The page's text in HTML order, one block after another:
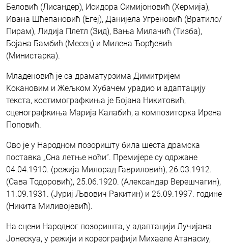
Беловић (Лисандер), Исидора Симијоновић (Хермија),
Ивана Шћепановић (Егеј), Данијела Угреновић (Вратило/
Пирам), Лидија Плетл (Зид), Вања Милачић (Тизба),
Бојана Бамбић (Месец) и Милена Ђорђевић
(Министарка).
Младеновић је са драматурзима Димитријем
Kокановим и Жељком Хубачем урадио и адаптацију
текста, костимографкиња је Бојана Никитовић,
сценографкиња Марија Kалабић, а композиторка Ирена
Поповић.
Ово је у Народном позоришту била шеста драмска
поставка „Сна летње ноћи”. Премијере су одржане
04.04.1910. (режија Милорад Гавриловић), 26.03.1912.
(Сава Тодоровић), 25.06.1920. (Александар Верешчагин),
11.09.1931. (Јуриј Љвович Ракитин) и 26.09.1997. године
(Никита Миливојевић).
На сцени Народног позоришта, у адаптацији Лучијана
Јонескуа, у режији и кореографији Михаеле Атанасиу,